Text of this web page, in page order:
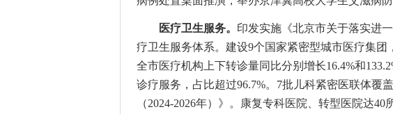
医疗卫生服务。 印发实施《北京市关于落实进
疗卫生服务体系。 建设9个国家紧密型城市医疗集团
全市医疗机构 上下转诊量同比分别增长16.4%和
诊疗服务，占比超过96.7%。 7批 儿科紧密医联体覆盖
（2024-2026年）》 。 康复专科医院、转型医院达40